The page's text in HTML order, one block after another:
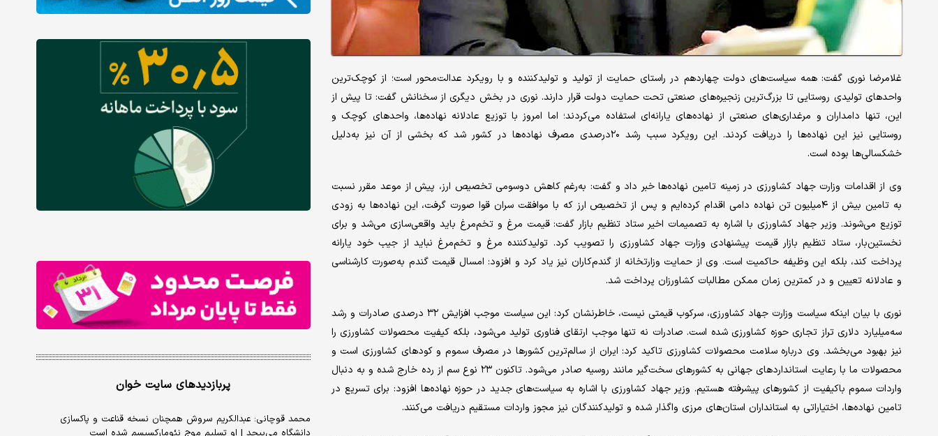
غلامرضا نوری گفت: همه سیاست‌های دولت چهاردهم در راستای حمایت از تولید و تولیدکننده و با رویکرد عدالت‌محور است؛ از کوچک‌ترین
واحدهای تولیدی روستایی تا بزرگ‌ترین زنجیره‌های صنعتی تحت حمایت دولت قرار دارند. نوری در بخش دیگری از سخنانش گفت: تا پیش از
این، تنها دامداران و مرغداری‌های صنعتی از نهاده‌های یارانه‌ای استفاده می‌کردند؛ اما امروز با توزیع عادلانه نهاده‌ها، واحدهای کوچک و
روستایی نیز این نهاده‌ها را دریافت کردند. این رویکرد سبب رشد ۲۰درصدی مصرف نهاده‌ها در کشور شد که بخشی از آن نیز به‌دلیل
خشکسالی‌ها بوده است.
وی از اقدامات وزارت جهاد کشاورزی در زمینه تامین نهاده‌ها خبر داد و گفت: به‌رغم کاهش دوسومی تخصیص ارز، پیش از موعد مقرر نسبت
به تامین بیش از ۴‌میلیون تن نهاده دامی اقدام کرده‌ایم و پس از تخصیص ارز که با موافقت سران قوا صورت گرفت، این نهاده‌ها به زودی
توزیع می‌شوند. وزیر جهاد کشاورزی با اشاره به تصمیمات اخیر ستاد تنظیم بازار گفت: قیمت مرغ و تخم‌مرغ باید واقعی‌سازی می‌شد و برای
نخستین‌بار، ستاد تنظیم بازار قیمت پیشنهادی وزارت جهاد کشاورزی را تصویب کرد. تولیدکننده مرغ و تخم‌مرغ نباید از جیب خود یارانه
پرداخت کند، بلکه این وظیفه حاکمیت است. وی از حمایت وزارتخانه از گندم‌کاران نیز یاد کرد و افزود: امسال قیمت گندم به‌صورت کارشناسی
و عادلانه تعیین و در کمترین زمان ممکن مطالبات کشاورزان پرداخت شد.
نوری با بیان اینکه سیاست وزارت جهاد کشاورزی، سرکوب قیمتی نیست، خاطرنشان کرد: این سیاست موجب افزایش ۳۲ درصدی صادرات و رشد
سه‌میلیارد دلاری تراز تجاری حوزه کشاورزی شده است. صادرات نه تنها موجب ارتقای فناوری تولید می‌شود، بلکه کیفیت محصولات کشاورزی را
نیز بهبود می‌بخشد. وی درباره سلامت محصولات کشاورزی تاکید کرد: ایران از سالم‌ترین کشورها در مصرف سموم و کودهای کشاورزی است و
محصولات ما با رعایت استانداردهای جهانی به کشورهای سخت‌گیر مانند روسیه صادر می‌شود. تاکنون ۲۳ نوع سم از رده خارج شده و به دنبال
واردات سموم باکیفیت از کشورهای پیشرفته هستیم. وزیر جهاد کشاورزی با اشاره به سیاست‌های جدید در حوزه نهاده‌ها افزود: برای تسریع در
تامین نهاده‌ها، اختیاراتی به استانداران استان‌های مرزی واگذار شده و تولیدکنندگان نیز مجوز واردات مستقیم دریافت می‌کنند.
پربازدیدهای سایت خوان
محمد قوچانی: عبدالکریم سروش همچنان نسخه قناعت و پاکسازی
دانشگاه می‌پیچد | او تسلیم موج نئومارکسیسم شده است